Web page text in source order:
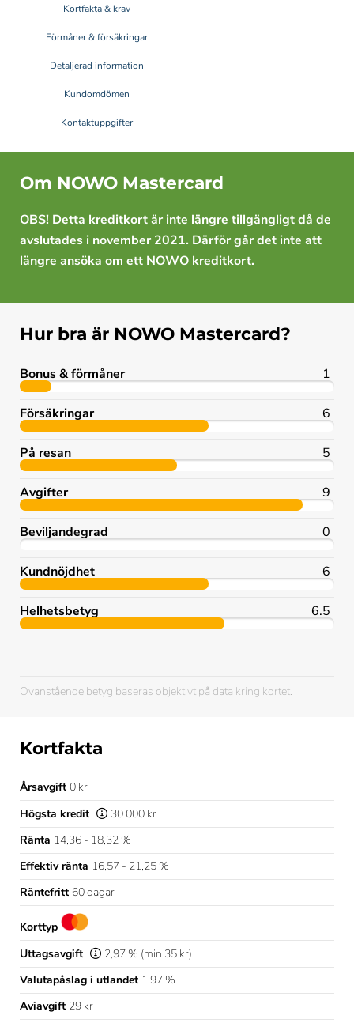
Kortfakta & krav
Förmåner & försäkringar
Detaljerad information
Kundomdömen
Kontaktuppgifter
Om NOWO Mastercard
OBS! Detta kreditkort är inte längre tillgängligt då de
avslutades i november 2021. Därför går det inte att
längre ansöka om ett NOWO kreditkort.
Hur bra är NOWO Mastercard?
Bonus & förmåner 1
Försäkringar 6
På resan 5
Avgifter 9
Beviljandegrad 0
Kundnöjdhet 6
Helhetsbetyg 6.5
Ovanstående betyg baseras objektivt på data kring kortet.
Kortfakta
Årsavgift 0 kr
Högsta kredit
30 000 kr
Ränta 14,36 - 18,32 %
Effektiv ränta 16,57 - 21,25 %
Räntefritt 60 dagar
Korttyp
Uttagsavgift
2,97 % (min 35 kr)
Valutapåslag i utlandet 1,97 %
Aviavgift 29 kr